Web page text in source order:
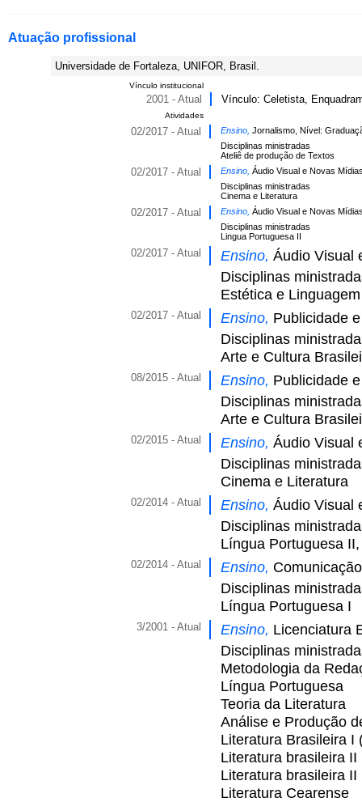
Atuação profissional
Universidade de Fortaleza, UNIFOR, Brasil.
Vínculo institucional
2001 - Atual Vínculo: Celetista,
Atividades
02/2017 - Atual Ensino, Jornalismo, Nível:
Disciplinas ministradas
Ateliê de produção de Textos
02/2017 - Atual Ensino, Áudio Visual e Novas
Disciplinas ministradas
Cinema e Literatura
02/2017 - Atual Ensino, Áudio Visual e Novas
Disciplinas ministradas
Lingua Portuguesa II
02/2017 - Atual Ensino, Áudio Visual
Disciplinas
Estética e Linguagem
02/2017 - Atual Ensino, Publicidade
Disciplinas
Arte e Cultura
08/2015 - Atual Ensino, Publicidade
Disciplinas
Arte e Cultura
02/2015 - Atual Ensino, Áudio Visual
Disciplinas
Cinema e Literatura
02/2014 - Atual Ensino, Áudio Visual
Disciplinas
Língua Portuguesa
02/2014 - Atual Ensino,
Disciplinas
Língua Portuguesa I
3/2001 - Atual Ensino, Licenciatura
Disciplinas
Metodologia da
Língua Portuguesa
Teoria da Literatura
Análise e Produção
Literatura Brasileira I
Literatura brasileira
Literatura brasileira
Literatura Cearense